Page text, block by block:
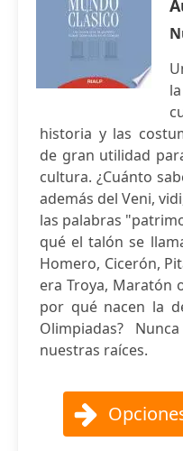
historia y las
de gran utilidad
cultura. ¿Cuánto
además del Veni,
las palabras
qué el talón se
Homero, Cicerón,
era Troya, Maratón
por qué nacen la
Olimpiadas?
nuestras raíces.